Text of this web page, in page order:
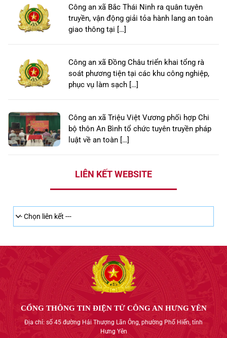
Công an xã Bắc Thái Ninh ra quân tuyên
truyền, vận động giải tỏa hành lang an toàn
giao thông tại […]
Công an xã Đồng Châu triển khai tổng rà
soát phương tiện tại các khu công nghiệp,
phục vụ làm sạch […]
Công an xã Triệu Việt Vương phối hợp Chi
bộ thôn An Bình tổ chức tuyên truyền pháp
luật về an toàn […]
LIÊN KẾT WEBSITE
CỔNG THÔNG TIN ĐIỆN TỬ CÔNG AN HƯNG YÊN
Địa chỉ: số 45 đường Hải Thượng Lãn Ông, phường Phố Hiến, tỉnh
Hưng Yên